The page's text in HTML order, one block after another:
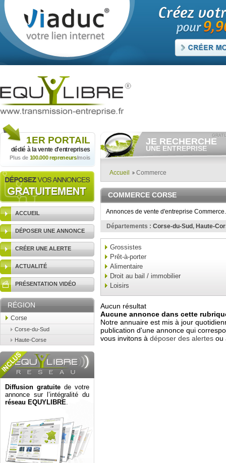
1ER PORTAIL
dédié à la vente d'entreprises
Plus de 100.000 repreneurs/mois
ACCUEIL
DÉPOSER UNE ANNONCE
CRÉER UNE ALERTE
ACTUALITÉ
PRÉSENTATION VIDÉO
RÉGION
Corse
Corse-du-Sud
Haute-Corse
Diffusion gratuite de votre
annonce sur l’intégralité du
réseau EQUYLIBRE.
JE RECHERCHE
UNE ENTREPRISE
Consulter gratuitementles
vendre.
Et/ou déposer
votre recherche d'entreprise.
RECHERCHER UNE
ANNONCE
Accueil Commerce
COMMERCE CORSE
Annonces de vente d'entreprise
Départements : Corse-du-Sud , Haute-
Grossistes
Prêt-à-porter
Alimentaire
Droit au bail / immobilier
Loisirs
Aucun résultat
Aucune annonce dans cette
Notre annuaire est mis à jour
publication d'une annonce qui
vous invitons à déposer des alertes ou